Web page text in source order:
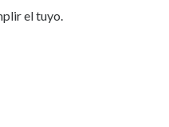
el tuyo.